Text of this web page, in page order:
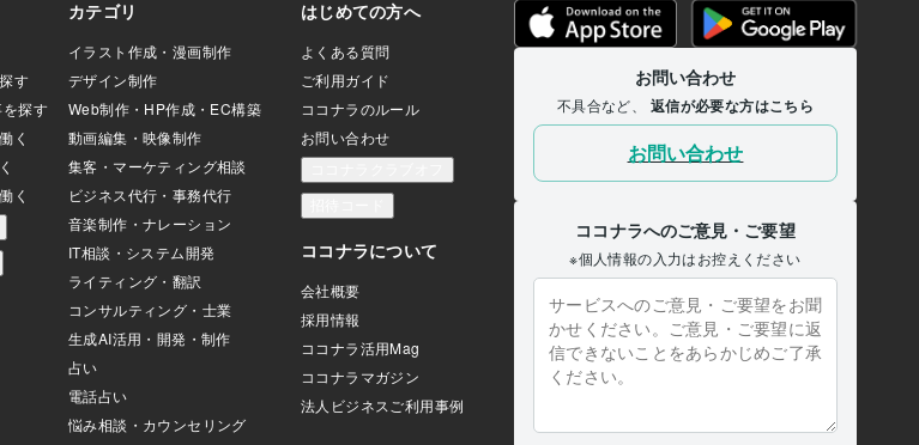
「現代社会において重要とされる多様性
は、個々の価値観を尊重することであ
り、それは情報化の進展によって加速さ
れたが、一方で分断を生む危険性